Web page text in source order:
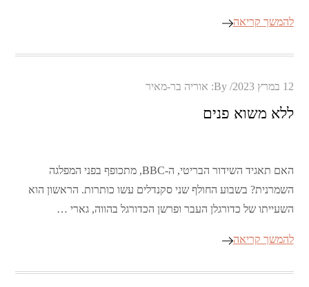
להמשך קריאה
Posted
on
12 במרץ 2023 By: אוריה בר-מאיר
ללא משוא פנים
האם תאגיד השידור הבריטי, ה-BBC, מתכופף בפני המפלגה
השמרנית? בשבוע החולף שני סקנדלים עשו כותרות. הראשון הוא
השעייתו של כדורגלן העבר ופרשן הכדורגל בהווה, גארי …
להמשך קריאה